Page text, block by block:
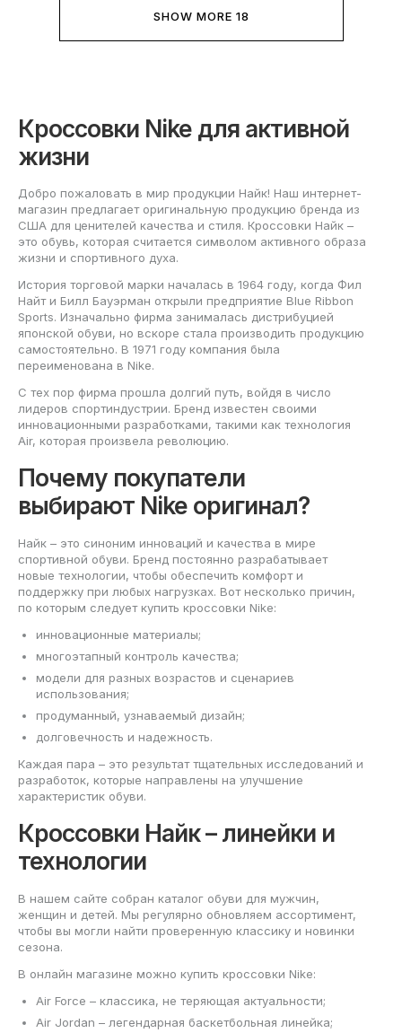
SHOW MORE 18
Кроссовки Nike для активной
жизни
Добро пожаловать в мир продукции Найк! Наш интернет-
магазин предлагает оригинальную продукцию бренда из
США для ценителей качества и стиля. Кроссовки Найк –
это обувь, которая считается символом активного образа
жизни и спортивного духа.
История торговой марки началась в 1964 году, когда Фил
Найт и Билл Бауэрман открыли предприятие Blue Ribbon
Sports. Изначально фирма занималась дистрибуцией
японской обуви, но вскоре стала производить продукцию
самостоятельно. В 1971 году компания была
переименована в Nike.
С тех пор фирма прошла долгий путь, войдя в число
лидеров спортиндустрии. Бренд известен своими
инновационными разработками, такими как технология
Air, которая произвела революцию.
Почему покупатели
выбирают Nike оригинал?
Найк – это синоним инноваций и качества в мире
спортивной обуви. Бренд постоянно разрабатывает
новые технологии, чтобы обеспечить комфорт и
поддержку при любых нагрузках. Вот несколько причин,
по которым следует купить кроссовки Nike:
инновационные материалы;
многоэтапный контроль качества;
модели для разных возрастов и сценариев
использования;
продуманный, узнаваемый дизайн;
долговечность и надежность.
Каждая пара – это результат тщательных исследований и
разработок, которые направлены на улучшение
характеристик обуви.
Кроссовки Найк – линейки и
технологии
В нашем сайте собран каталог обуви для мужчин,
женщин и детей. Мы регулярно обновляем ассортимент,
чтобы вы могли найти проверенную классику и новинки
сезона.
В онлайн магазине можно купить кроссовки Nike:
Air Force – классика, не теряющая актуальности;
Air Jordan – легендарная баскетбольная линейка;